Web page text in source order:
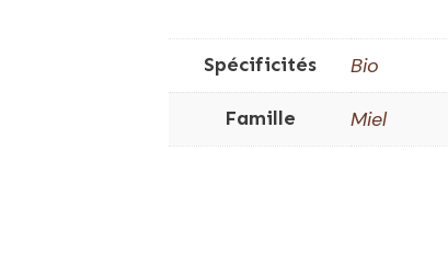
Spécificités Bio
Famille Miel